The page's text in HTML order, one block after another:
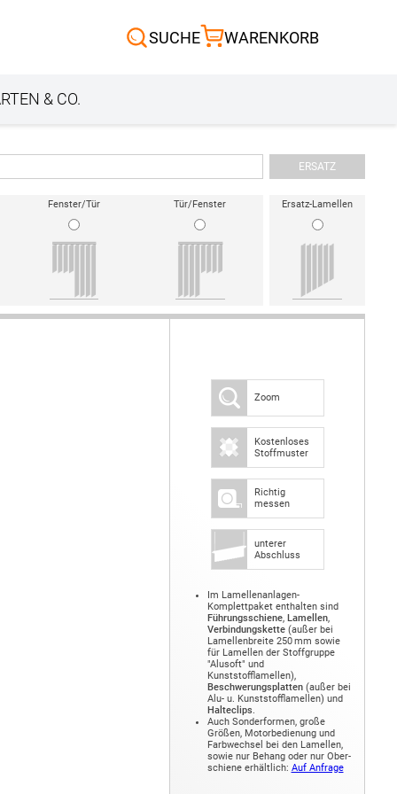
SUCHE WARENKORB
Scheibengardinen
& CO.
ERSATZ
Fenster/Tür Tür/Fenster Ersatz-Lamellen
Zoom
Kostenloses
Stoffmuster
Richtig
messen
unterer
Abschluss
Im Lamellenanlagen-
Komplettpaket enthalten sind
Führungs­schiene, Lamellen,
Verbindungs­kette(außer bei
Lamellenbreite 250 mm sowie
für Lamellen der Stoffgruppe
"Alusoft" und
Kunststofflamellen),
Beschwerungs­platten(außer bei
Alu- u. Kunststofflamellen) und
Halte­clips.
Auch Sonder­formen, große
Größen, Motor­bedienung und
Farb­wechsel bei den Lamellen,
sowie nur Behang oder nur Ober­
schiene erhältlich: Auf Anfrage